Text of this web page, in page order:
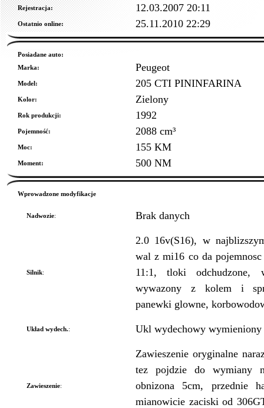
Rejestracja:
12.03.2007 20:11
Ostatnio online: 25.11.2010 22:29
Posiadane auto:
Marka:
Peugeot
Model: 205 CTI PININFARINA
Kolor: Zielony
Rok produkcji: 1992
Pojemność: 2088 cm³
Moc: 155 KM
Moment: 500 NM
Wprowadzone modyfikacje
Nadwozie: Brak danych
Silnik:
2.0 16v(S16), w
wal z mi16 co da
11:1, tloki odchudzone,
wywazony z kolem i
panewki glowne,
Układ wydech.: Ukl wydechowy
Zawieszenie:
Zawieszenie oryginalne
tez pojdzie do wymiany
obnizona 5cm, przednie
mianowicie zaciski od